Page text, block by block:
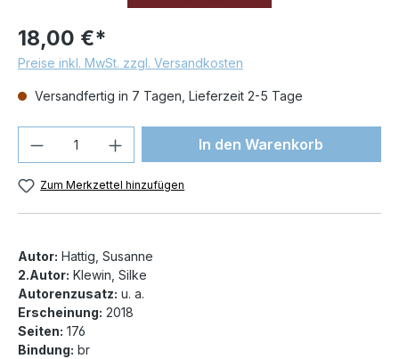
18,00 €*
Preise inkl. MwSt. zzgl. Versandkosten
Versandfertig in 7 Tagen, Lieferzeit 2-5 Tage
Produkt Anzahl: Gib denIn den Warenkorb
Zum Merkzettel hinzufügen
Autor: Hattig, Susanne
2.Autor: Klewin, Silke
Autorenzusatz: u. a.
Erscheinung: 2018
Seiten: 176
Bindung: br